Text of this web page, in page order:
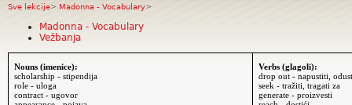
Sve lekcije> Madonna - Vocabulary>
Madonna - Vocabulary
Vežbanja
Nouns (imenice):
scholarship - stipendija
role - uloga
contract - ugovor
Verbs (glagoli):
drop out - napustiti,
seek - tražiti, tragati za
generate - proizvesti